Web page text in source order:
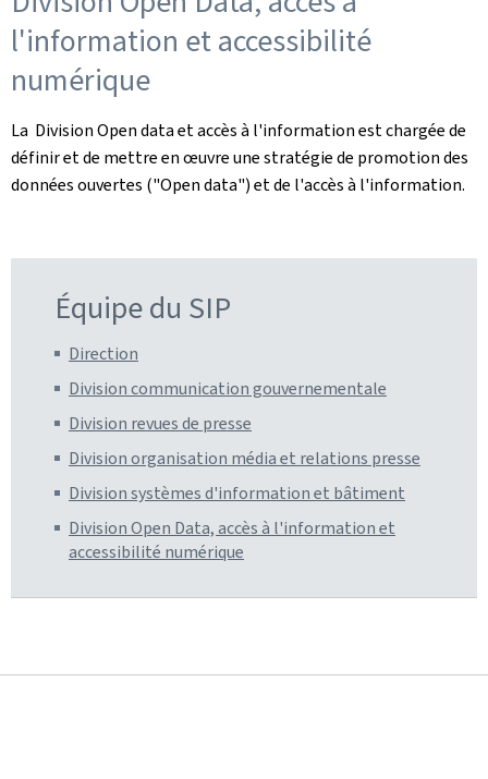
l'information et accessibilité
numérique
La Division Open data et accès à l'information est chargée de
définir et de mettre en œuvre une stratégie de promotion des
données ouvertes ("Open data") et de l'accès à l'information.
Équipe du SIP
Direction
Division communication gouvernementale
Division revues de presse
Division organisation média et relations presse
Division systèmes d'information et bâtiment
Division Open Data, accès à l'information et
accessibilité numérique